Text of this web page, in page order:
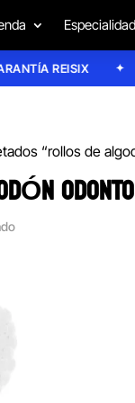
REISIX
“rollos de